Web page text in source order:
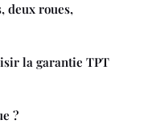
deux roues,
la garantie TPT
?